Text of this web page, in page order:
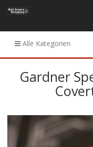
Alle Kategorien
Gardner